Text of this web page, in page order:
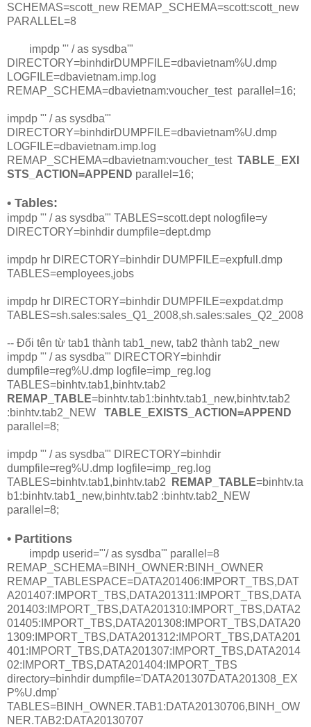
SCHEMAS=scott_new REMAP_SCHEMA=scott:scott_new
PARALLEL=8
impdp "' / as sysdba'"
DIRECTORY=binhdirDUMPFILE=dbavietnam%U.dmp
LOGFILE=dbavietnam.imp.log
REMAP_SCHEMA=dbavietnam:voucher_test parallel=16;
impdp "' / as sysdba'"
DIRECTORY=binhdirDUMPFILE=dbavietnam%U.dmp
LOGFILE=dbavietnam.imp.log
REMAP_SCHEMA=dbavietnam:voucher_test TABLE_EXI
STS_ACTION=APPEND parallel=16;
• Tables:
impdp "' / as sysdba'" TABLES=scott.dept nologfile=y
DIRECTORY=binhdir dumpfile=dept.dmp
impdp hr DIRECTORY=binhdir DUMPFILE=expfull.dmp
TABLES=employees,jobs
impdp hr DIRECTORY=binhdir DUMPFILE=expdat.dmp
TABLES=sh.sales:sales_Q1_2008,sh.sales:sales_Q2_2008
-- Đổi tên từ tab1 thành tab1_new, tab2 thành tab2_new
impdp "' / as sysdba'" DIRECTORY=binhdir
dumpfile=reg%U.dmp logfile=imp_reg.log
TABLES=binhtv.tab1,binhtv.tab2
REMAP_TABLE=binhtv.tab1:binhtv.tab1_new,binhtv.tab2
:binhtv.tab2_NEW TABLE_EXISTS_ACTION=APPEND
parallel=8;
impdp "' / as sysdba'" DIRECTORY=binhdir
dumpfile=reg%U.dmp logfile=imp_reg.log
TABLES=binhtv.tab1,binhtv.tab2
REMAP_TABLE=binhtv.ta
b1:binhtv.tab1_new,binhtv.tab2 :binhtv.tab2_NEW
parallel=8;
• Partitions
impdp userid="'/ as sysdba'" parallel=8
REMAP_SCHEMA=BINH_OWNER:BINH_OWNER
REMAP_TABLESPACE=DATA201406:IMPORT_TBS,DAT
A201407:IMPORT_TBS,DATA201311:IMPORT_TBS,DATA
201403:IMPORT_TBS,DATA201310:IMPORT_TBS,DATA2
01405:IMPORT_TBS,DATA201308:IMPORT_TBS,DATA20
1309:IMPORT_TBS,DATA201312:IMPORT_TBS,DATA201
401:IMPORT_TBS,DATA201307:IMPORT_TBS,DATA2014
02:IMPORT_TBS,DATA201404:IMPORT_TBS
directory=binhdir dumpfile='DATA201307DATA201308_EX
P%U.dmp'
TABLES=BINH_OWNER.TAB1:DATA20130706,BINH_OW
NER.TAB2:DATA20130707